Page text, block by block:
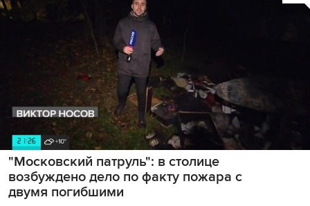
"Московский патруль": в столице
возбуждено дело по факту пожара с
двумя погибшими